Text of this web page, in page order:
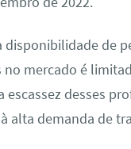
disponibilidade de
no mercado é
escassez desses
alta demanda de